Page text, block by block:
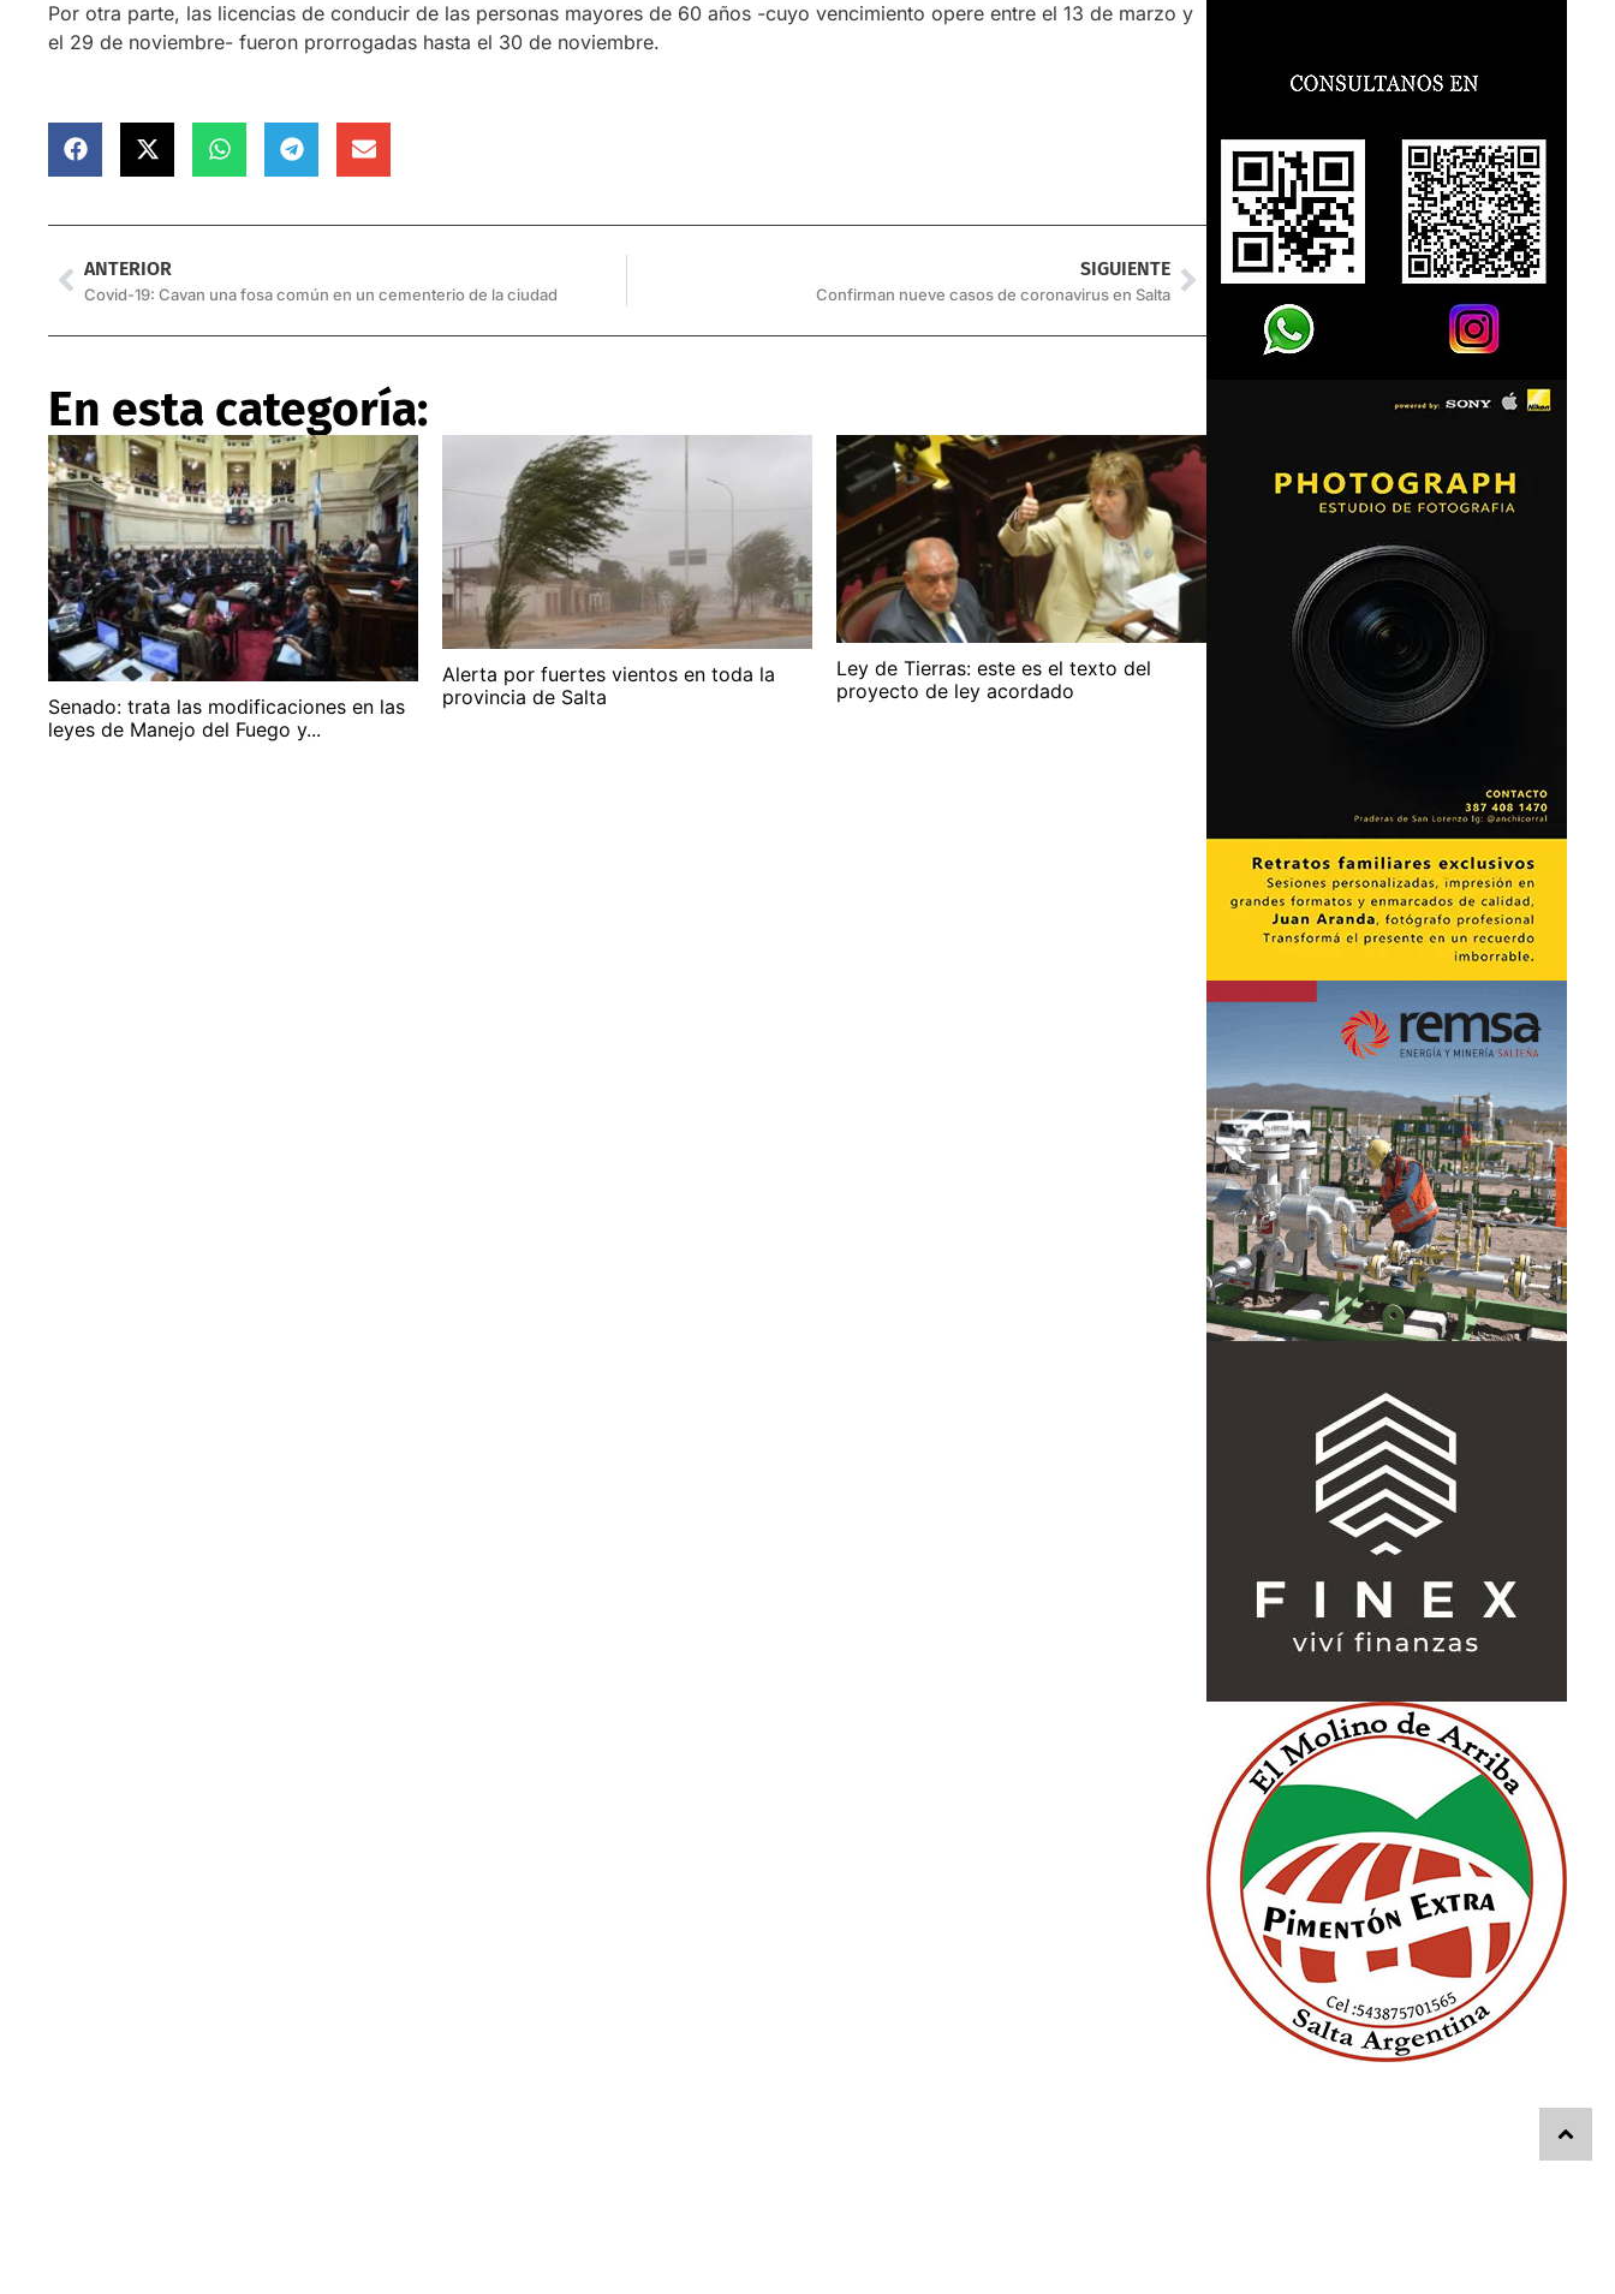
Por otra parte, las licencias de conducir de las personas mayores de 60 años -cuyo vencimiento opere entre el 13 de marzo y
el 29 de noviembre- fueron prorrogadas hasta el 30 de noviembre.
ANTERIOR
Covid-19: Cavan una fosa común en un cementerio de la ciudad
SIGUIENTE
Confirman nueve casos de coronavirus en Salta
En esta categoría:
Senado: trata las modificaciones en las
leyes de Manejo del Fuego y...
Alerta por fuertes vientos en toda la
provincia de Salta
Ley de Tierras: este es el texto del
proyecto de ley acordado